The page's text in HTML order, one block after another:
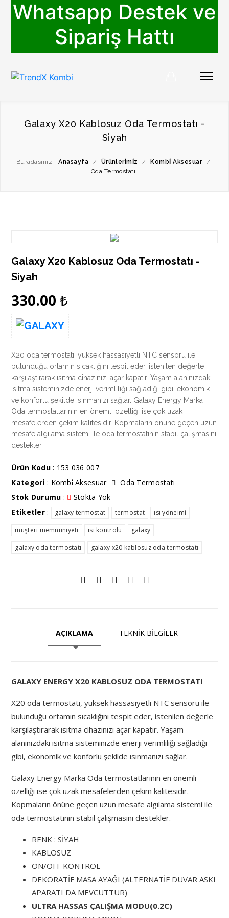
Whatsapp Destek ve
Sipariş Hattı
Galaxy X20 Kablosuz Oda Termostatı -
Si̇yah
Buradasınız: Anasayfa / Ürünleri̇mi̇z / Kombi̇ Aksesuar
/
Oda Termostatı
Galaxy X20 Kablosuz Oda Termostatı -
Siyah
330.00₺
X20 oda termostatı, yüksek hassasiyetli NTC sensörü ile
bulunduğu ortamın sıcaklığını tespit eder, istenilen değerle
karşılaştırarak ısıtma cihazınızı açar kapatır. Yaşam alanınızdaki
ısıtma sisteminizde enerji verimliliği sağladığı gibi, ekonomik
ve konforlu şekilde ısınmanızı sağlar. Galaxy Energy Marka
Oda termostatlarının en önemli özelliği ise çok uzak
mesafelerden çekim kalitesidir. Kopmaların önüne geçen uzun
mesafe algılama sistemi ile oda termostatının stabil çalışmasını
destekler.
Ürün Kodu: 153 036 007
Kategori : Kombi̇ Aksesuar
Oda Termostatı
Stok Durumu :
Stokta Yok
Etiketler: galaxy termostat termostat
ısı yöneimi
müşteri memnuniyeti
ısı kontrolü
galaxy
galaxy oda termostatı
galaxy x20 kablosuz oda termostatı
AÇIKLAMA TEKNİK BİLGİLER
GALAXY ENERGY X20 KABLOSUZ ODA TERMOSTATI
X20 oda termostatı, yüksek hassasiyetli NTC sensörü ile
bulunduğu ortamın sıcaklığını tespit eder, istenilen değerle
karşılaştırarak ısıtma cihazınızı açar kapatır. Yaşam
alanınızdaki ısıtma sisteminizde enerji verimliliği sağladığı
gibi, ekonomik ve konforlu şekilde ısınmanızı sağlar.
Galaxy Energy Marka Oda termostatlarının en önemli
özelliği ise çok uzak mesafelerden çekim kalitesidir.
Kopmaların önüne geçen uzun mesafe algılama sistemi ile
oda termostatının stabil çalışmasını destekler.
RENK : SİYAH
KABLOSUZ
ON/OFF KONTROL
DEKORATİF MASA AYAĞI (ALTERNATİF DUVAR ASKI
APARATI DA MEVCUTTUR)
ULTRA HASSAS ÇALIŞMA MODU(0.2C)